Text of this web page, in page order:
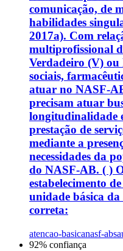
comunicação, de
habilidades
2017a). Com
multiprofissional
Verdadeiro (V) ou
sociais,
atuar no NASF-
precisam atuar
longitudinalidade
prestação de
mediante a
necessidades da
do NASF-AB. ( )
estabelecimento
unidade básica
correta:
atencao-basicanasf-ab
92% confiança